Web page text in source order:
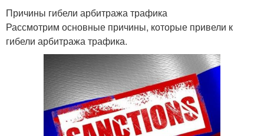
Причины гибели арбитража трафика
Рассмотрим основные причины, которые привели к
гибели арбитража трафика.